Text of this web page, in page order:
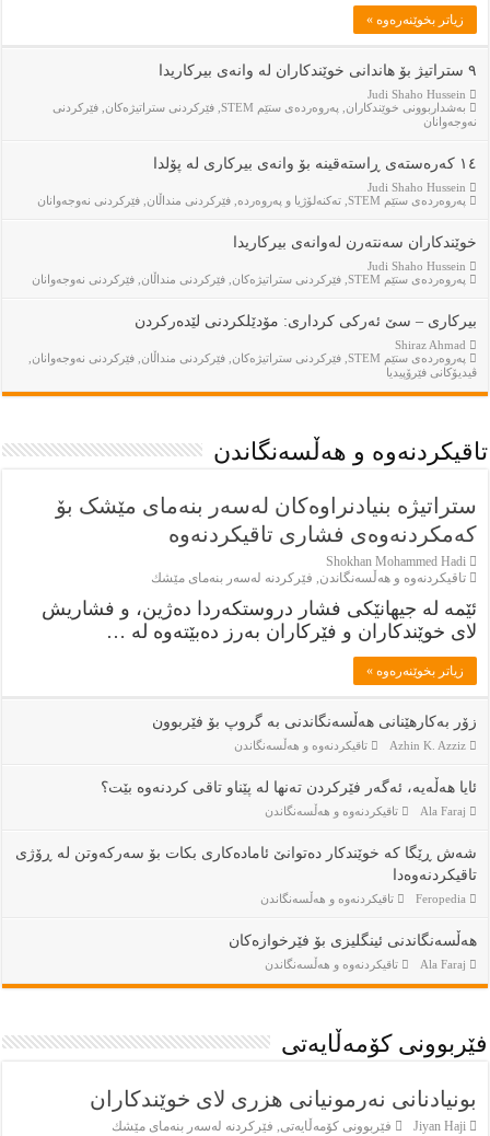
زياتر بخوێنەرەوە »
٩ ستراتیژ بۆ هاندانی خوێندکاران لە وانەی بیرکاریدا
Judi Shaho Hussein
بەشداربوونی خوێندكاران
پەروەردەی ستێم STEM ,فێركردنى ستراتيژەكان ,فێركردنى
نەوجەوانان
١٤ کەرەستەی ڕاستەقینە بۆ وانەی بیرکاری لە پۆلدا
Judi Shaho Hussein
پەروەردەی ستێم STEM
,تەكنەلۆژيا و پەروەردە ,فێركردنى منداڵان ,فێركردنى نەوجەوانان
خوێندکاران سەنتەرن لەوانەی بیرکاریدا
Judi Shaho Hussein
پەروەردەی ستێم STEM
,فێركردنى ستراتيژەكان ,فێركردنى منداڵان ,فێركردنى نەوجەوانان
بیرکاری – سێ ئەرکی کرداری: مۆدێلکردنی لێدەرکردن
Shiraz Ahmad
پەروەردەی ستێم STEM
,فێركردنى ستراتيژەكان ,فێركردنى منداڵان ,فێركردنى نەوجەوانان
ڤيديۆكانى فێرۆپيديا
تاقیكردنەوە و هەڵسەنگاندن
ستراتیژە بنیادنراوەکان لەسەر بنەمای مێشک بۆ
کەمکردنەوەی فشاری تاقیکردنەوە
Shokhan Mohammed Hadi
تاقیكردنەوە و هەڵسەنگاندن, فێركردنە لەسەر بنەماى مێشك
ئێمە لە جیهانێکی فشار دروستکەردا دەژین، و فشاریش
لای خوێندکاران و فێرکاران بەرز دەبێتەوە لە …
زياتر بخوێنەرەوە »
زۆر بەکارهێنانی هەڵسەنگاندنی بە گروپ بۆ فێربوون
Azhin K. Azziz تاقیكردنەوە و هەڵسەنگاندن
ئایا هەڵەیە، ئەگەر فێرکردن ته‌نها له‌ پێناو تاقی کردنەوە بێت؟
Ala Faraj تاقیكردنەوە و هەڵسەنگاندن
شەش ڕێگا کە خوێندکار دەتوانێ ئامادەکاری بکات بۆ سەرکەوتن لە ڕۆژی
تاقیکردنەوەدا
Feropedia تاقیكردنەوە و هەڵسەنگاندن
هەڵسەنگاندنی ئینگلیزی بۆ فێرخوازەکان
Ala Faraj تاقیكردنەوە و هەڵسەنگاندن
فێربوونی كۆمەڵایەتی
بونيادنانى نەرمونيانى هزرى لاى خوێندكاران
Jiyan Haji فێربوونی كۆمەڵایەتی, فێركردنە لەسەر بنەماى مێشك